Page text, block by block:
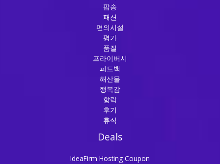
팝송
패션
편의시설
평가
품질
프라이버시
피드백
해산물
행복감
향락
후기
휴식
Deals
IdeaFirm Hosting Coupon